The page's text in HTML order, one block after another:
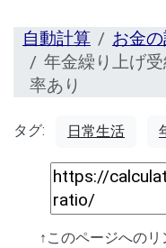
自動計算
お金
年金繰り上げ
率あり
タグ: 日常生活
↑このページへの